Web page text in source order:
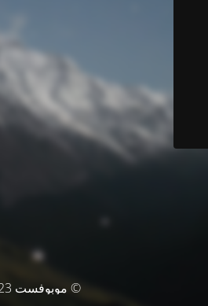
© موبوفست 2023